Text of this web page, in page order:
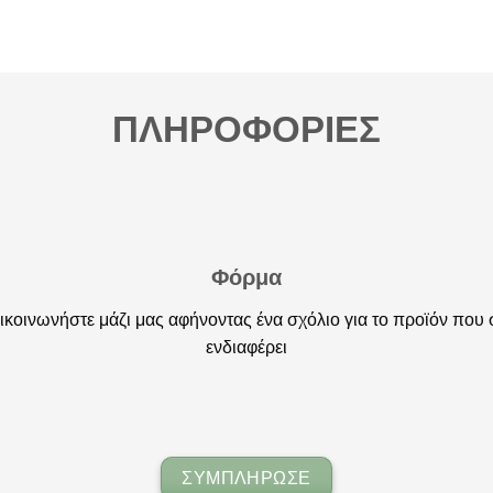
ΠΛΗΡΟΦΟΡΙΕΣ
Φόρμα
μάζι μας αφήνοντας ένα σχόλιο για το προϊόν που
ενδιαφέρει
ΣΥΜΠΛΗΡΩΣΕ